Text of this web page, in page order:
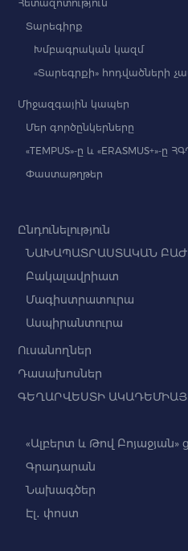
Հետազոտություն
Տարեգիրք
Խմբագրական կազմ
«Տարեգրքի» հոդվածների
Միջազգային կապեր
Մեր գործընկերները
«TEMPUS»-ը և «ERASMUS+»-ը
Փաստաթղթեր
Ընդունելություն
ՆԱԽԱՊԱՏՐԱՍՏԱԿԱՆ
Բակալավրիատ
Մագիստրատուրա
Ասպիրանտուրա
Ուսանողներ
Դասախոսներ
ԳԵՂԱՐՎԵՍՏԻ
«Ալբերտ և Թով Բոյաջյան»
Գրադարան
Նախագծեր
Էլ․ փոստ